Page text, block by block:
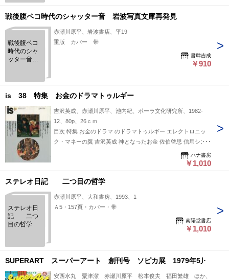
の画家
戦後腹ペコ時代のシャッター音 岩波写真文庫再発見
戦後腹ペコ
時代のシャ
ッター音
赤瀬川原平、岩波書店、平19
重版 カバー 帯
書肆吉成
￥910
is 38 特集 お金のドラマトゥルギー
吉沢英成、赤瀬川原平、池内紀、ポーラ文化研究所、1982-
12、80p、26ｃｍ
目次 特集 お金のドラマ のドラマトゥルギー エレクトロニッ
ク・マネーの翼 吉沢英成 神となったお金 佐伯啓思 信用シス
テムとイリュージョン 対談 種村季弘 高山宏 「神聖」なカ
ネ、マイナスの楽しみ 赤瀬川原平 私用・金銭国紳士録抄 池内
紀 お札のイコノグラフィー 柏木博 メディチ家はどこからきた
か 中田耕治 打出の小槌を振り続けると… 小松和彦 中国世界
ハナ書房
￥1,010
ステレオ日記 二つ目の哲学
ステレオ日
記 二つ
目の哲学
赤瀬川原平、大和書房、1993、1
Ａ5・157頁・カバー・帯
南陽堂書店
￥1,010
SUPERART スーパーアート 創刊号 ソピカ展 1979年5月
安西水丸 粟津潔 赤瀬川原平 松本俊夫 福田繁雄 ほか、